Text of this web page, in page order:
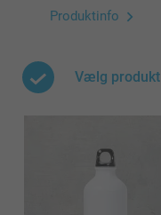
Produktinfo
Vælg produkt